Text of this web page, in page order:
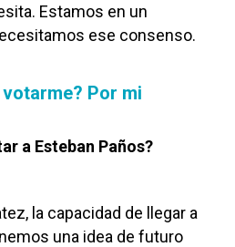
Estamos en un
ese consenso.
Por mi
a Esteban Paños?
la capacidad de llegar a
una idea de futuro